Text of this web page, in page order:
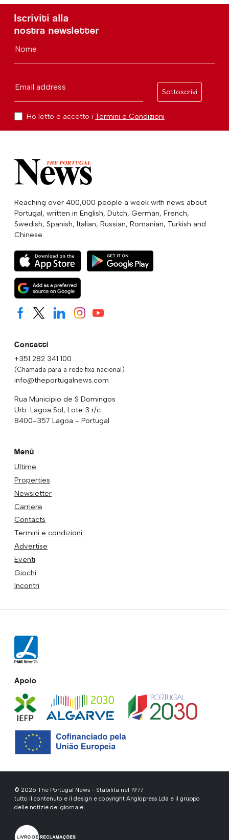
Iscriviti alla
nostra newsletter
Nome
Email address
Sottoscrivi
Ho letto e accetto i Termini e Condizioni
Reaching over 400,000 people a week with news about
Portugal, written in English, Dutch, German, French,
Swedish, Spanish, Italian, Russian, Romanian, Turkish and
Chinese.
Contatti
+351 282 341 100
(Chamada para a rede fixa nacional)
info@theportugalnews.com
Rua Municipio de S Domingos
Urb. Lagoa Sol, Lote 3 r/c
8400-357 Lagoa - Portugal
Menù
Ultime
Properties
Newsletter
Carriere
Contacts
Termini e condizioni
Advertise
Eventi
Giochi
Incontri
Apoio
© 2026 The Portugal News - Stabilita nel 1977
tutto il contenuto e il design e copyright Anglopress Lda e il gruppo
delle notizie del giornale